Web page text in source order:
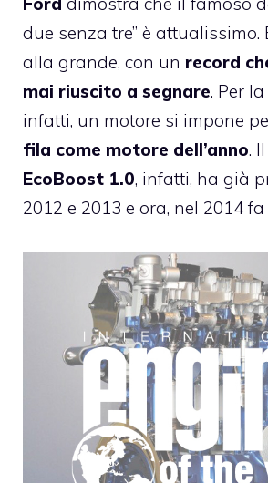
due senza tre” è attualissimo.
alla grande, con un record
mai riuscito a segnare. Per
infatti, un motore si impone
fila come motore dell’anno.
EcoBoost 1.0, infatti, ha già
2012 e 2013 e ora, nel 2014